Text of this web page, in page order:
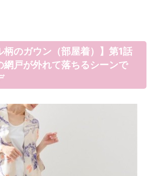
柄のガウン（部屋着）】第1話
網戸が外れて落ちるシーンで